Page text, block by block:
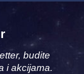
budite
i akcijama.